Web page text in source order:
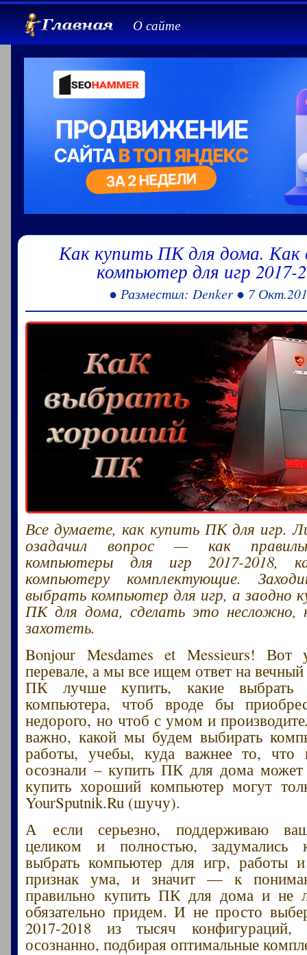
О сайте
Как купить ПК для дома.
компьютер для игр 2017-
● Разместил: Denker ● 7
Все думаете, как купить ПК для игр.
озадачил вопрос — как
компьютеры для игр 2017-2018,
компьютеру комплектующие.
выбрать компьютер для игр, а заодно
ПК для дома, сделать это
захотеть.
Bonjour Mesdames et Messieurs!
перевале, а мы все ищем ответ на
ПК лучше купить, какие выбрать
компьютера, чтоб вроде бы
недорого, но чтоб с умом и
важно, какой мы будем выбирать
работы, учебы, куда важнее то, что
осознали – купить ПК для дома
купить хороший компьютер могут
YourSputnik.Ru (шучу).
А если серьезно, поддерживаю
целиком и полностью, задумались
выбрать компьютер для игр, работы
признак ума, и значит — к
правильно купить ПК для дома и не
обязательно придем. И не просто
2017-2018 из тысяч
осознанно, подбирая оптимальные